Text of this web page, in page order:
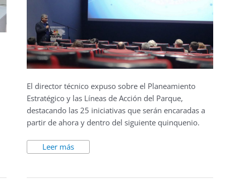
El director técnico expuso sobre el Planeamiento
Estratégico y las Líneas de Acción del Parque,
destacando las 25 iniciativas que serán encaradas a
partir de ahora y dentro del siguiente quinquenio.
Leer más